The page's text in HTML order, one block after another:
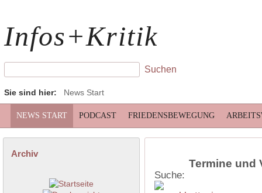
Infos+Kritik
Sie sind hier: News Start
NEWS START PODCAST FRIEDENSBEWEGUNG
Archiv
Termine und
Suche: